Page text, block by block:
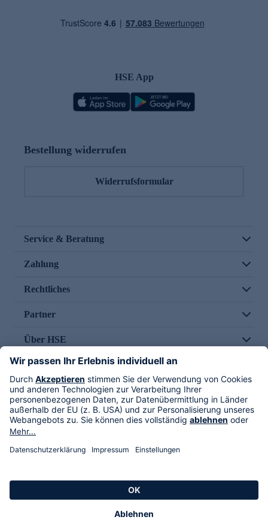
HSE App
Bestellung widerrufen
Widerrufsformular
Service & Beratung
Zahlung
Rechtliches
Partner
Über HSE
Im TV
HSE International